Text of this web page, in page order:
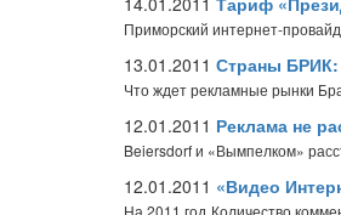
Приморский интернет-
13.01.2011 Страны
Что ждет рекламные рынки
12.01.2011 Реклама не
Beiersdorf и «Вымпелком»
12.01.2011 «Видео
На 2011 год Количество